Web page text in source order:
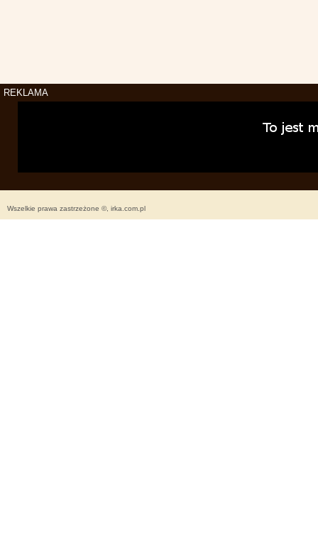
REKLAMA
Wszelkie prawa zastrzeżone ©, irka.com.pl